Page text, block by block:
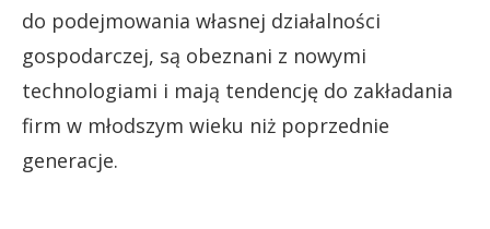
do podejmowania własnej działalności
gospodarczej, są obeznani z nowymi
technologiami i mają tendencję do zakładania
firm w młodszym wieku niż poprzednie
generacje.